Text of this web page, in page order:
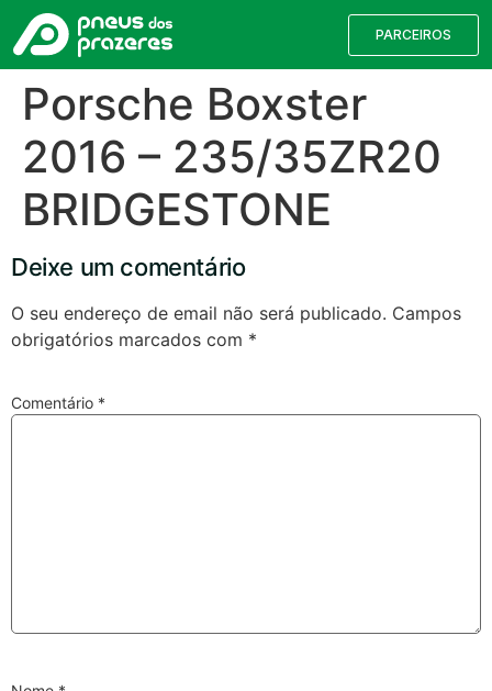
PARCEIROS
Porsche Boxster
2016 – 235/35ZR20
BRIDGESTONE
Deixe um comentário
O seu endereço de email não será publicado. Campos
obrigatórios marcados com *
Comentário *
Encontre o pneu correto para a sua
Válvulas TPMS